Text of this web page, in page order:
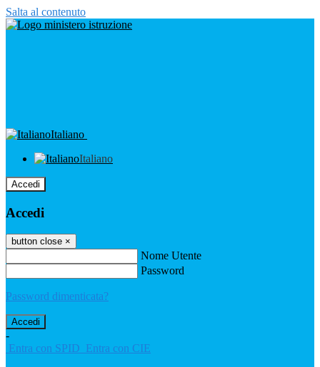
Salta al contenuto
Italiano
Italiano
Accedi
Accedi
button close ×
Nome Utente
Password
Password dimenticata?
-
Entra con SPID Entra con CIE